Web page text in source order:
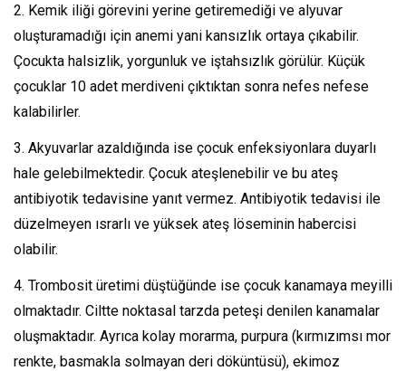
2. Kemik iliği görevini yerine getiremediği ve alyuvar
oluşturamadığı için anemi yani kansızlık ortaya çıkabilir.
Çocukta halsizlik, yorgunluk ve iştahsızlık görülür. Küçük
çocuklar 10 adet merdiveni çıktıktan sonra nefes nefese
kalabilirler.
3. Akyuvarlar azaldığında ise çocuk enfeksiyonlara duyarlı
hale gelebilmektedir. Çocuk ateşlenebilir ve bu ateş
antibiyotik tedavisine yanıt vermez. Antibiyotik tedavisi ile
düzelmeyen ısrarlı ve yüksek ateş löseminin habercisi
olabilir.
4. Trombosit üretimi düştüğünde ise çocuk kanamaya meyilli
olmaktadır. Ciltte noktasal tarzda peteşi denilen kanamalar
oluşmaktadır. Ayrıca kolay morarma, purpura (kırmızımsı mor
renkte, basmakla solmayan deri döküntüsü), ekimoz